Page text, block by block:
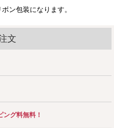
ン包装になります。
文
ング料無料！